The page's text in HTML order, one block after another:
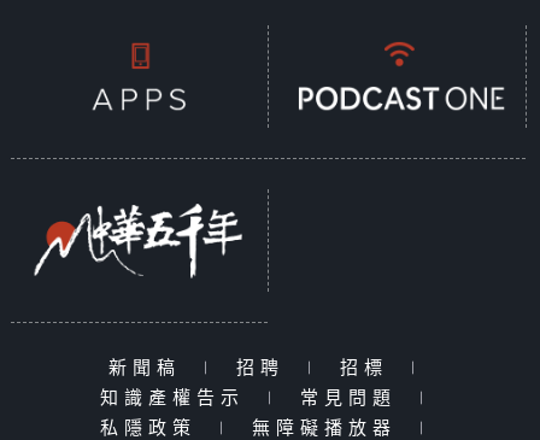
新聞稿 | 招聘 | 招標
|
知識產權告示
| 常見問題
|
私隱政策
| 無障礙播放器
|